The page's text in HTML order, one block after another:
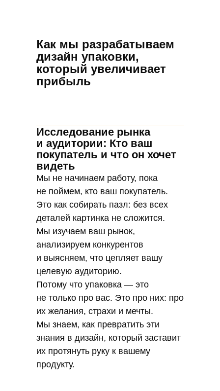
Как мы разрабатываем
дизайн упаковки,
который увеличивает
прибыль
Исследование рынка
и аудитории: Кто ваш
покупатель и что он хочет
видеть
Мы не начинаем работу, пока
не поймем, кто ваш покупатель.
Это как собирать пазл: без всех
деталей картинка не сложится.
Мы изучаем ваш рынок,
анализируем конкурентов
и выясняем, что цепляет вашу
целевую аудиторию.
Потому что упаковка — это
не только про вас. Это про них: про
их желания, страхи и мечты.
Мы знаем, как превратить эти
знания в дизайн, который заставит
их протянуть руку к вашему
продукту.
до финального макета — проходят
под строжайшим режимом
конфиденциальности. Никаких
утечек, никаких сливов. Только
Гарантия
уникальности:
никаких шаблонов,
только
индивидуальный
подход
Шаблоны? Нет!. Мы не из тех, кто
копирует чужие идеи. Каждый наш
Мы создаем упаковку, которая будет
говорить именно о вашем бренде.